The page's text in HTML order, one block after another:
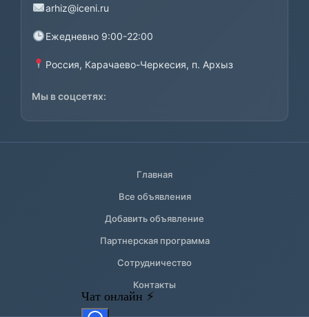
arhiz@iceni.ru
Ежедневно 9:00-22:00
Россия, Карачаево-Черкесия, п. Архыз
Мы в соцсетях:
Главная
Все объявления
Добавить объявление
Партнерская программа
Сотрудничество
Контакты